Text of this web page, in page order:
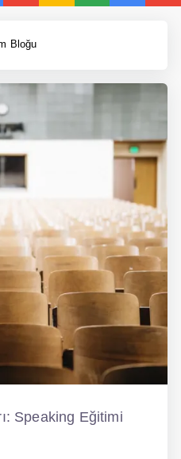
Bloğu
Speaking Eğitimi